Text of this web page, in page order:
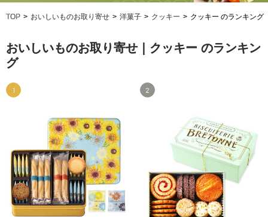
TOP おいしいものお取り寄せ 洋菓子 クッキー クッキー のランキング
おいしいものお取り寄せ｜クッキー のランキン
グ
1 2